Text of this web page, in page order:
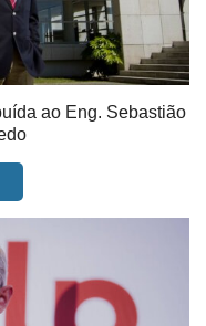
ao Eng. Sebastião